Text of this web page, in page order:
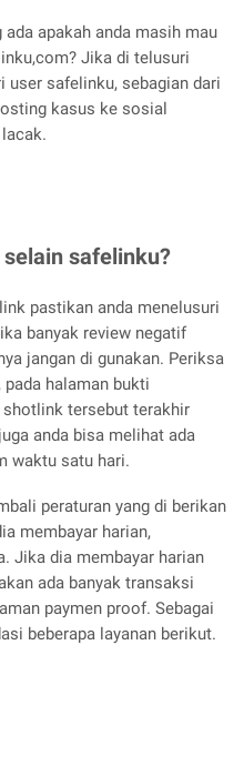
ada apakah anda masih mau
Jika di telusuri
user safelinku, sebagian dari
kasus ke sosial
safelinku?
pastikan anda menelusuri
banyak review negatif
jangan di gunakan. Periksa
halaman bukti
shotlink tersebut terakhir
anda bisa melihat ada
waktu satu hari.
peraturan yang di berikan
membayar harian,
Jika dia membayar harian
ada banyak transaksi
paymen proof. Sebagai
beberapa layanan berikut.